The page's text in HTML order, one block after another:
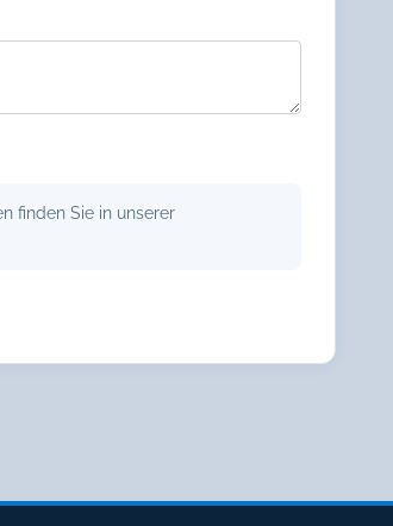
finden Sie in unserer